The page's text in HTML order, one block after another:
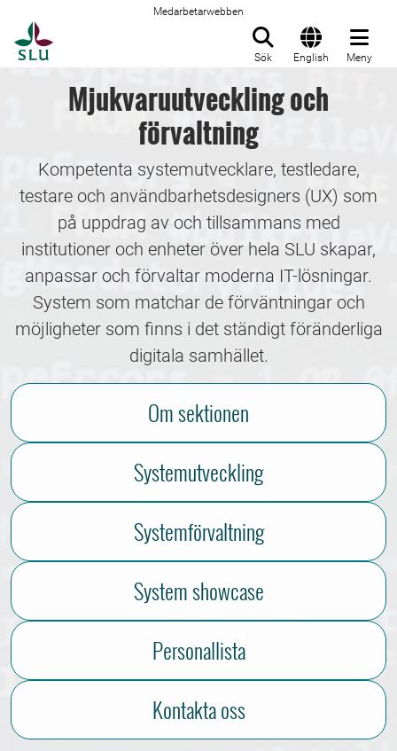
Medarbetarwebben
Sök English Meny
Mjukvaruutveckling och
förvaltning
Kompetenta systemutvecklare, testledare,
testare och användbarhetsdesigners (UX) som
på uppdrag av och tillsammans med
institutioner och enheter över hela SLU skapar,
anpassar och förvaltar moderna IT-lösningar.
System som matchar de förväntningar och
möjligheter som finns i det ständigt föränderliga
digitala samhället.
Om sektionen
Systemutveckling
Systemförvaltning
System showcase
Personallista
Kontakta oss